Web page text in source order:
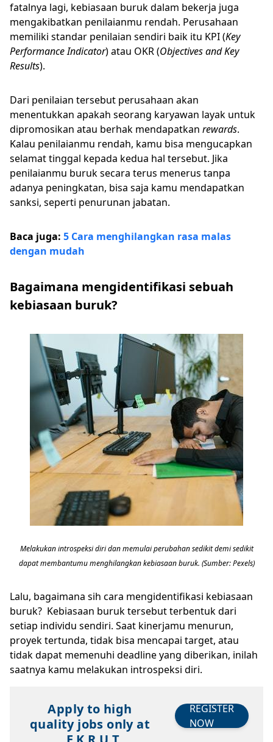
fatalnya lagi, kebiasaan buruk dalam bekerja juga
mengakibatkan penilaianmu rendah. Perusahaan
memiliki standar penilaian sendiri baik itu KPI (Key
Performance Indicator) atau OKR (Objectives and Key
Results).
Dari penilaian tersebut perusahaan akan
menentukkan apakah seorang karyawan layak untuk
dipromosikan atau berhak mendapatkan rewards.
Kalau penilaianmu rendah, kamu bisa mengucapkan
selamat tinggal kepada kedua hal tersebut. Jika
penilaianmu buruk secara terus menerus tanpa
adanya peningkatan, bisa saja kamu mendapatkan
sanksi, seperti penurunan jabatan.
Baca juga: 5 Cara menghilangkan rasa malas
dengan mudah
Bagaimana mengidentifikasi sebuah
kebiasaan buruk?
Melakukan introspeksi diri dan memulai perubahan sedikit demi sedikit
dapat membantumu menghilangkan kebiasaan buruk. (Sumber: Pexels)
Lalu, bagaimana sih cara mengidentifikasi kebiasaan
buruk? Kebiasaan buruk tersebut terbentuk dari
setiap individu sendiri. Saat kinerjamu menurun,
proyek tertunda, tidak bisa mencapai target, atau
tidak dapat memenuhi deadline yang diberikan, inilah
saatnya kamu melakukan introspeksi diri.
Apply to high
quality jobs only at
REGISTER
NOW